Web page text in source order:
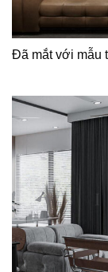
Đã mắt với mẫu